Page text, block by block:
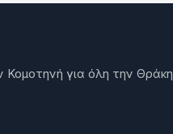
Κομοτηνή για όλη την Θράκη